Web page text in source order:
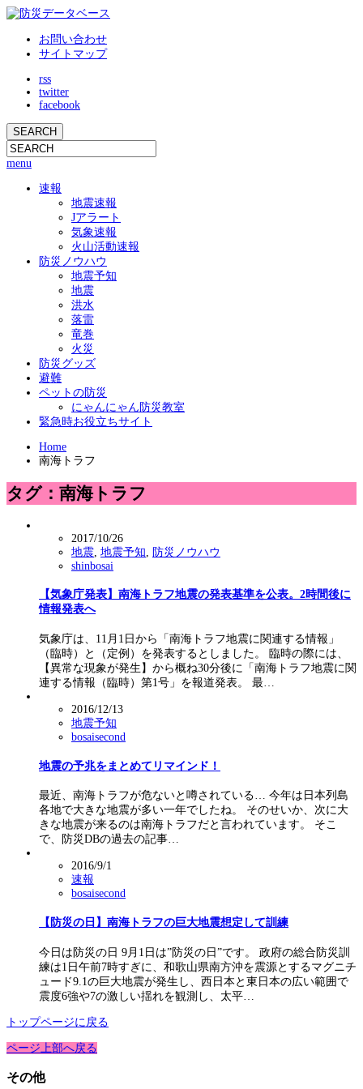
お問い合わせ
サイトマップ
rss
twitter
facebook
menu
速報
地震速報
Jアラート
気象速報
火山活動速報
防災ノウハウ
地震予知
地震
洪水
落雷
竜巻
火災
防災グッズ
避難
ペットの防災
にゃんにゃん防災教室
緊急時お役立ちサイト
Home
南海トラフ
タグ：南海トラフ
2017/10/26
地震 地震予知
防災ノウハウ
shinbosai
【気象庁発表】南海トラフ地震の発表基準を公表。2時間後に
情報発表へ
気象庁は、11月1日から「南海トラフ地震に関連する情報」
（臨時）と（定例）を発表するとしました。 臨時の際には、
【異常な現象が発生】から概ね30分後に「南海トラフ地震に関
連する情報（臨時）第1号」を報道発表。 最…
2016/12/13
地震予知
bosaisecond
地震の予兆をまとめてリマインド！
最近、南海トラフが危ないと噂されている… 今年は日本列島
各地で大きな地震が多い一年でしたね。 そのせいか、次に大
きな地震が来るのは南海トラフだと言われています。 そこ
で、防災DBの過去の記事…
2016/9/1
速報
bosaisecond
【防災の日】南海トラフの巨大地震想定して訓練
今日は防災の日 9月1日は”防災の日”です。 政府の総合防災訓
練は1日午前7時すぎに、和歌山県南方沖を震源とするマグニチ
ュード9.1の巨大地震が発生し、西日本と東日本の広い範囲で
震度6強や7の激しい揺れを観測し、太平…
トップページに戻る
ページ上部へ戻る
その他